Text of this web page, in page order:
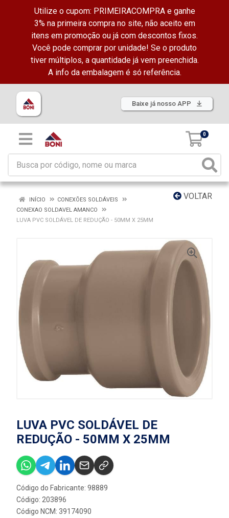
Utilize o cupom: PRIMEIRACOMPRA e ganhe
3% na primeira compra no site, não aceito em
itens em promoção ou já com descontos fixos.
Você pode comprar por unidade! Se o produto
tiver múltiplos, a quantidade já vem preenchida.
A info da embalagem é só referência.
Baixe já nosso APP
0
VOLTAR
INÍCIO
CONEXÕES SOLDÁVEIS
CONEXAO SOLDAVEL AMANCO
LUVA PVC SOLDÁVEL DE REDUÇÃO - 50MM X 25MM
LUVA PVC SOLDÁVEL DE
REDUÇÃO - 50MM X 25MM
Código do Fabricante: 98889
Código: 203896
Código NCM: 39174090